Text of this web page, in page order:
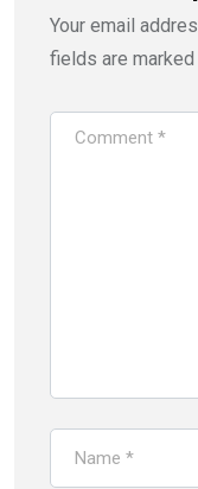
Your email
fields are marked